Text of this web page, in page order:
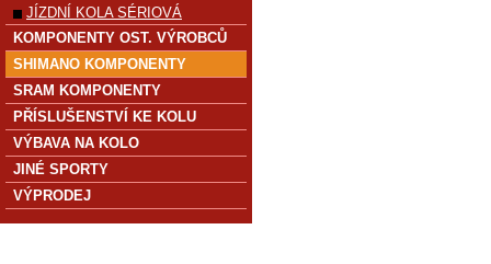
JÍZDNÍ KOLA SÉRIOVÁ
KOMPONENTY OST. VÝROBCŮ
SHIMANO KOMPONENTY
SRAM KOMPONENTY
PŘÍSLUŠENSTVÍ KE KOLU
VÝBAVA NA KOLO
JINÉ SPORTY
VÝPRODEJ